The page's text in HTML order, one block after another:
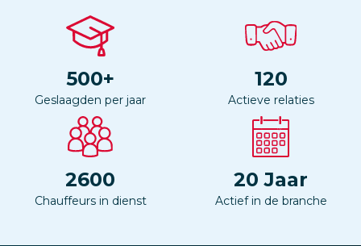
500+
Geslaagden per jaar
120
Actieve relaties
2600
Chauffeurs in dienst
20 Jaar
Actief in de branche